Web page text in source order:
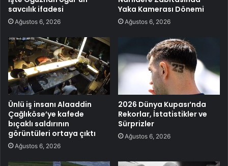
savcılık ifadesi
Ağustos 6, 2026
Yaka Kamerası Dönemi
Ağustos 6, 2026
Ünlü iş insanı Alaaddin
Çağlıköse’ye kafede
bıçaklı saldırının
görüntüleri ortaya çıktı
Ağustos 6, 2026
2026 Dünya Kupası’nda
Rekorlar, İstatistikler ve
Sürprizler
Ağustos 6, 2026